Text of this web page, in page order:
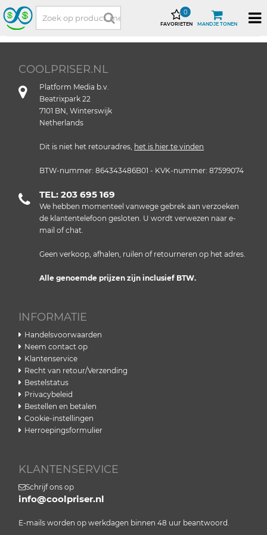
FAVORIETEN
0
MANDJE TONEN
COOLPRISER.NL
Platform Media b.v.
Beatrixpark 22
7101 BN, Winterswijk
Netherlands
Dit is niet het retouradres, het is hier te vinden
BTW-nummer: 864343486B01 - KVK-nummer: 87599074
TEL: 203 695 169
We hebben momenteel vanwege gebrek aan verzoeken
de klantentelefoon gesloten. U wordt verwezen naar e-
mail of chat.
Geen verkoop, afhalen, ruilen of retourneren op het adres.
Alle genoemde prijzen zijn inclusief BTW.
INFORMATIE
Handelsvoorwaarden
Neem contact op
Klantenservice
Recht van retour/Verzending
Bestelstatus
Privacybeleid
Bestellen en betalen
Cookie-instellingen
Herroepingsformulier
KLANTENSERVICE
Schrijf ons op
info@coolpriser.nl
E-mails worden op werkdagen binnen 48 uur beantwoord.